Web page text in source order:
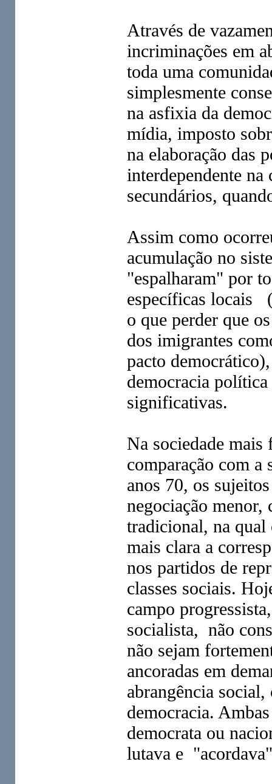
Através de
incriminações em
toda uma
simplesmente
na asfixia da
mídia, imposto
na elaboração das
interdependente na
secundários,
Assim como
acumulação no
"espalharam" por
específicas locais
o que perder que
dos imigrantes
pacto
democracia
significativas.
Na sociedade mais
comparação com a
anos 70, os
negociação menor,
tradicional, na
mais clara a
nos partidos de
classes sociais.
campo
socialista, não
não sejam
ancoradas em
abrangência
democracia.
democrata ou
lutava e